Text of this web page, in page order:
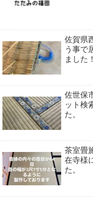
佐賀県
う事で
ました！
佐世保
ット検
た。
茶室畳
在寺様
た。